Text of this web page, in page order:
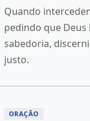
Quando
pedindo que Deus
sabedoria,
justo.
ORAÇÃO